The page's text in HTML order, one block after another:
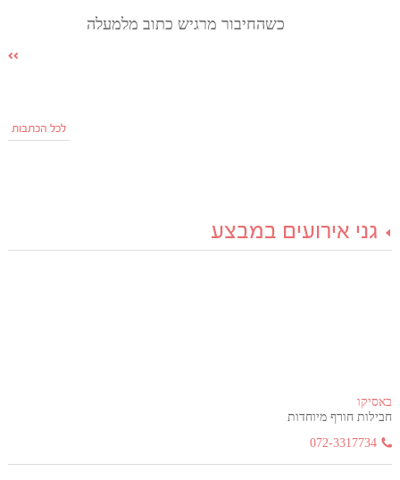
כשהחיבור מרגיש כתוב מלמעלה
לכל הכתבות
גני אירועים במבצע
באסיקו
חבילות חורף מיוחדות
072-3317734